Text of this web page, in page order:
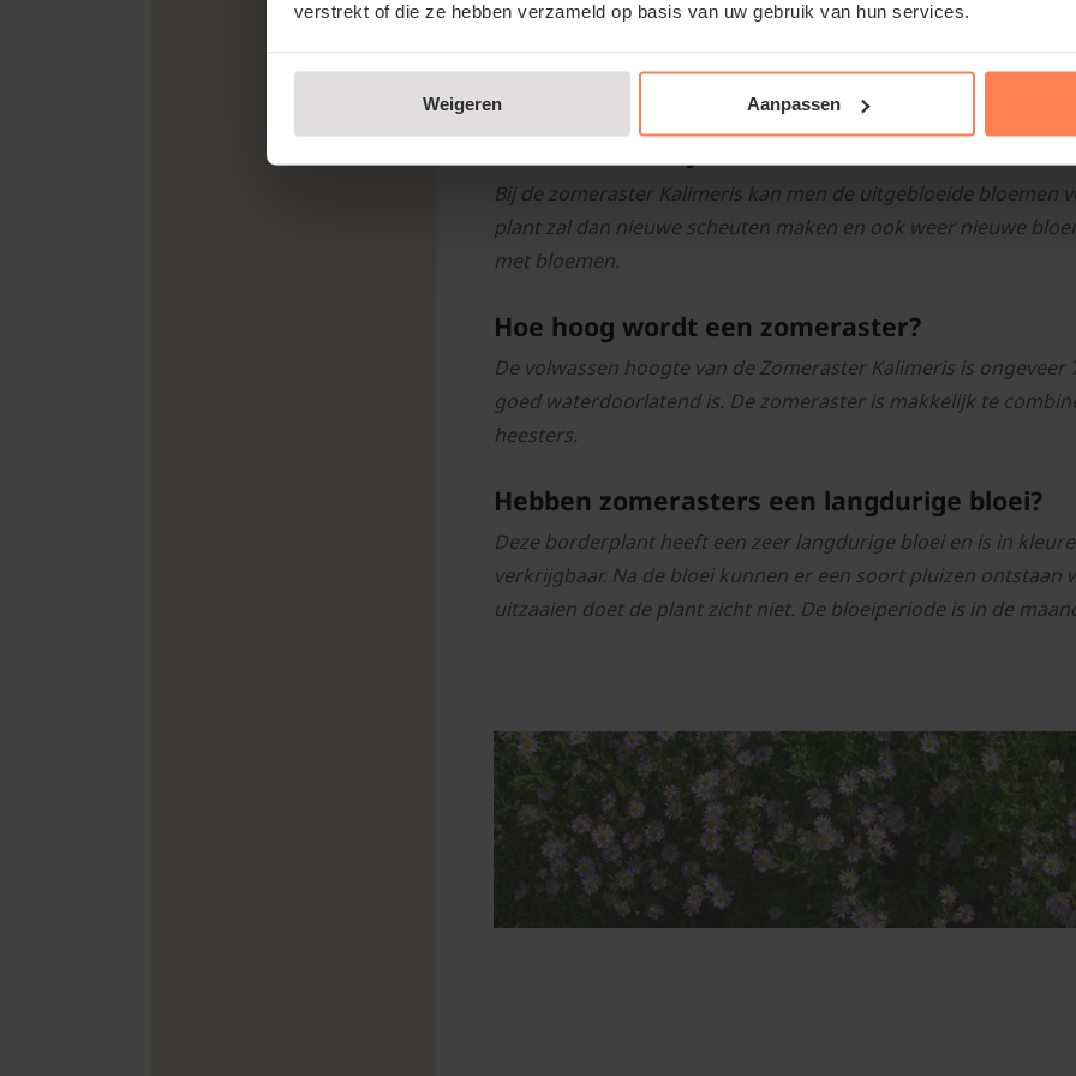
verstrekt of die ze hebben verzameld op basis van uw gebruik van hun services.
Weigeren Aanpassen
De Zomeraster Kalimeris incisa is goed winterhard maar niet
Bij de zomeraster Kalimeris kan men de uitgebloeide bloemen
plant zal dan nieuwe scheuten maken en ook weer nieuwe
met bloemen.
Hoe hoog wordt een zomeraster?
De volwassen hoogte van de Zomeraster Kalimeris is
goed waterdoorlatend is. De zomeraster is makkelijk te
heesters.
Hebben zomerasters een langdurige bloei?
Deze borderplant heeft een zeer langdurige bloei en is in
verkrijgbaar. Na de bloei kunnen er een soort pluizen ontstaan
uitzaaien doet de plant zicht niet. De bloeiperiode is in de